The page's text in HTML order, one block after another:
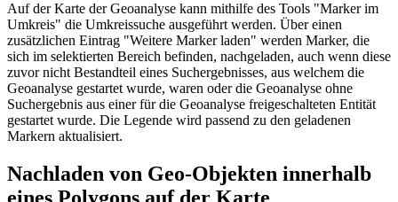
Auf der Karte der Geoanalyse kann mithilfe des Tools "Marker im
Umkreis" die Umkreissuche ausgeführt werden. Über einen
zusätzlichen Eintrag "Weitere Marker laden" werden Marker, die
sich im selektierten Bereich befinden, nachgeladen, auch wenn diese
zuvor nicht Bestandteil eines Suchergebnisses, aus welchem die
Geoanalyse gestartet wurde, waren oder die Geoanalyse ohne
Suchergebnis aus einer für die Geoanalyse freigeschalteten Entität
gestartet wurde. Die Legende wird passend zu den geladenen
Markern aktualisiert.
Nachladen von Geo-Objekten innerhalb